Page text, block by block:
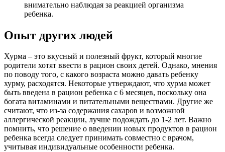
внимательно наблюдая за реакцией организма
ребенка.
Опыт других людей
Хурма – это вкусный и полезный фрукт, который многие
родители хотят ввести в рацион своих детей. Однако, мнения
по поводу того, с какого возраста можно давать ребенку
хурму, расходятся. Некоторые утверждают, что хурма может
быть введена в рацион ребенка с 6 месяцев, поскольку она
богата витаминами и питательными веществами. Другие же
считают, что из-за содержания сахаров и возможной
аллергической реакции, лучше подождать до 1-2 лет. Важно
помнить, что решение о введении новых продуктов в рацион
ребенка всегда следует принимать совместно с врачом,
учитывая индивидуальные особенности ребенка.